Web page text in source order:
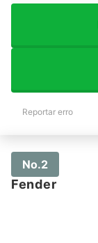
Reportar erro
No.2
Fender